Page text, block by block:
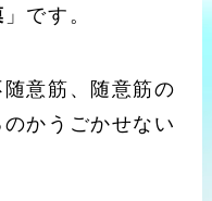
」です。
意筋、随意筋の
かうごかせない